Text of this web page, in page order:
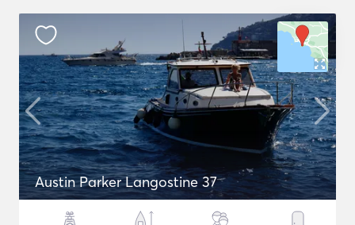
Austin Parker Langostine 37